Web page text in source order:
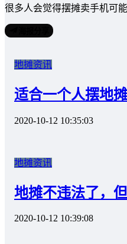
很多人会觉得摆摊卖手机可
地摊资讯
适合一个人摆地
2020-10-12 10:35:03
地摊资讯
地摊不违法了，
2020-10-12 10:39:08